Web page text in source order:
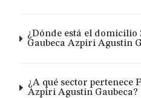
¿Dónde está el domicilio
Gaubeca Azpiri Agustin
¿A qué sector pertenece
Azpiri Agustin Gaubeca?